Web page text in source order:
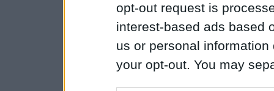
opt-out request is
interest-based ads based
us or personal
your opt-out. You may